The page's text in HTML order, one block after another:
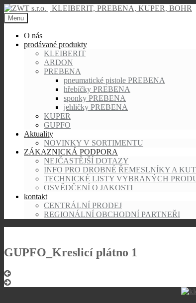
Skip
to
content
Menu
O nás
prodávané produkty
KLEIBERIT
ARDON
PREBENA
pneumatické pistole PREBENA
hřebíčky PREBENA
sponky PREBENA
jehličky PREBENA
KUPER
GUPFO
Aktuality
NOVINKY V SORTIMENTU
ZÁKAZNICKÁ PODPORA
NEJČASTĚJŠÍ DOTAZY
INFO PRO DROBNÉ ŘEMESLNÍKY A
TECHNICKÉ LISTY VYBRANÝCH
OSVĚDČENÍ O JAKOSTI
kontakt
CENTRÁLNÍ PRODEJ
REGIONÁLNÍ OBCHODNÍ PARTNEŘI
GUPFO_Kreslicí plátno 1